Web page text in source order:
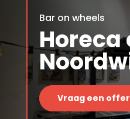
Bar on wheels
Vraag een